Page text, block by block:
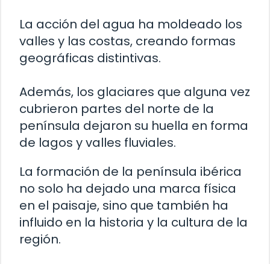
La acción del agua ha moldeado los
valles y las costas, creando formas
geográficas distintivas.
Además, los glaciares que alguna vez
cubrieron partes del norte de la
península dejaron su huella en forma
de lagos y valles fluviales.
La formación de la península ibérica
no solo ha dejado una marca física
en el paisaje, sino que también ha
influido en la historia y la cultura de la
región.